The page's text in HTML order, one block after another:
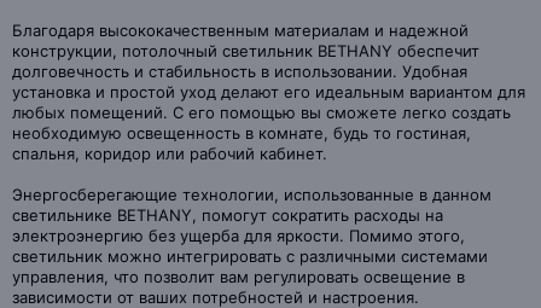
Благодаря высококачественным материалам и надежной
конструкции, потолочный светильник BETHANY обеспечит
долговечность и стабильность в использовании. Удобная
установка и простой уход делают его идеальным вариантом для
любых помещений. С его помощью вы сможете легко создать
необходимую освещенность в комнате, будь то гостиная,
спальня, коридор или рабочий кабинет.
Энергосберегающие технологии, использованные в данном
светильнике BETHANY, помогут сократить расходы на
электроэнергию без ущерба для яркости. Помимо этого,
светильник можно интегрировать с различными системами
управления, что позволит вам регулировать освещение в
зависимости от ваших потребностей и настроения.